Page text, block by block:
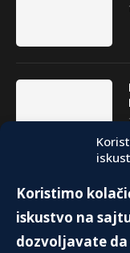
Koristimo
iskustvo na
dozvoljavate